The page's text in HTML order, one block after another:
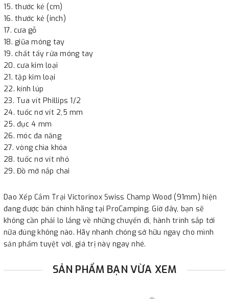
thước kẻ (cm)
thước kẻ (inch)
cưa gỗ
giũa móng tay
chất tẩy rửa móng tay
cưa kim loại
tập kim loại
kính lúp
Tua vít Phillips 1/2
tuốc nơ vít 2,5 mm
đục 4 mm
móc đa năng
vòng chìa khóa
tuốc nơ vít nhỏ
Đồ mở nắp chai
Dao Xếp Cắm Trại Victorinox Swiss Champ Wood (91mm) hiện
đang được bán chính hãng tại ProCamping. Giờ đây, bạn sẽ
không cần phải lo lắng về những chuyến đi, hành trình sắp tới
nữa đúng không nào. Hãy nhanh chóng sở hữu ngay cho mình
sản phẩm tuyệt vời, giá trị này ngay nhé.
SẢN PHẨM BẠN VỪA XEM